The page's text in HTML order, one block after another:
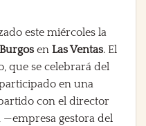
este miércoles la
en Las Ventas. El
que se celebrará del
en una
con el director
gestora del